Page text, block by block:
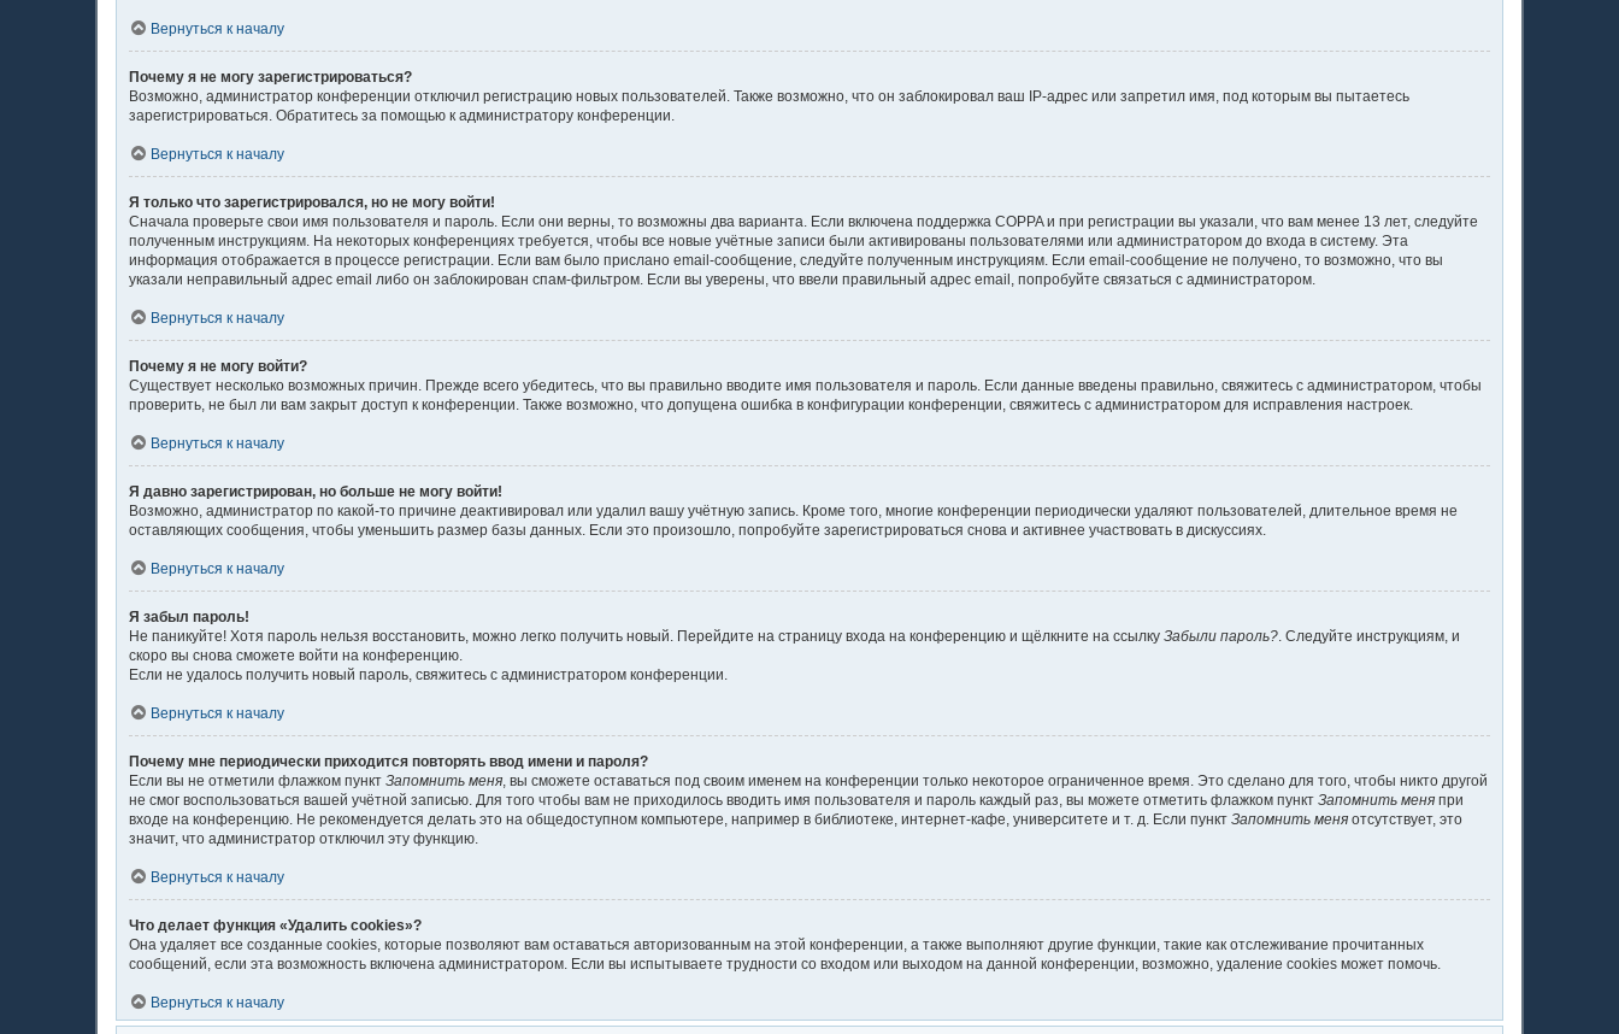
Вернуться к началу
Почему я не могу зарегистрироваться?
Возможно, администратор конференции отключил регистрацию новых пользователей. Также возможно, что он заблокировал ваш IP-адрес или запретил имя, под которым вы пытаетесь
зарегистрироваться. Обратитесь за помощью к администратору конференции.
Вернуться к началу
Я только что зарегистрировался, но не могу войти!
Сначала проверьте свои имя пользователя и пароль. Если они верны, то возможны два варианта. Если включена поддержка COPPA и при регистрации вы указали, что вам менее 13 лет, следуйте
полученным инструкциям. На некоторых конференциях требуется, чтобы все новые учётные записи были активированы пользователями или администратором до входа в систему. Эта
информация отображается в процессе регистрации. Если вам было прислано email-сообщение, следуйте полученным инструкциям. Если email-сообщение не получено, то возможно, что вы
указали неправильный адрес email либо он заблокирован спам-фильтром. Если вы уверены, что ввели правильный адрес email, попробуйте связаться с администратором.
Вернуться к началу
Почему я не могу войти?
Существует несколько возможных причин. Прежде всего убедитесь, что вы правильно вводите имя пользователя и пароль. Если данные введены правильно, свяжитесь с администратором, чтобы
проверить, не был ли вам закрыт доступ к конференции. Также возможно, что допущена ошибка в конфигурации конференции, свяжитесь с администратором для исправления настроек.
Вернуться к началу
Я давно зарегистрирован, но больше не могу войти!
Возможно, администратор по какой-то причине деактивировал или удалил вашу учётную запись. Кроме того, многие конференции периодически удаляют пользователей, длительное время не
оставляющих сообщения, чтобы уменьшить размер базы данных. Если это произошло, попробуйте зарегистрироваться снова и активнее участвовать в дискуссиях.
Вернуться к началу
Я забыл пароль!
Не паникуйте! Хотя пароль нельзя восстановить, можно легко получить новый. Перейдите на страницу входа на конференцию и щёлкните на ссылку Забыли пароль? . Следуйте инструкциям, и
скоро вы снова сможете войти на конференцию.
Если не удалось получить новый пароль, свяжитесь с администратором конференции.
Вернуться к началу
Почему мне периодически приходится повторять ввод имени и пароля?
Если вы не отметили флажком пункт Запомнить меня , вы сможете оставаться под своим именем на конференции только некоторое ограниченное время. Это сделано для того, чтобы никто другой
не смог воспользоваться вашей учётной записью. Для того чтобы вам не приходилось вводить имя пользователя и пароль каждый раз, вы можете отметить флажком пункт Запомнить меня при
входе на конференцию. Не рекомендуется делать это на общедоступном компьютере, например в библиотеке, интернет-кафе, университете и т. д. Если пункт Запомнить меня отсутствует, это
значит, что администратор отключил эту функцию.
Вернуться к началу
Что делает функция «Удалить cookies»?
Она удаляет все созданные cookies, которые позволяют вам оставаться авторизованным на этой конференции, а также выполняют другие функции, такие как отслеживание прочитанных
сообщений, если эта возможность включена администратором. Если вы испытываете трудности со входом или выходом на данной конференции, возможно, удаление cookies может помочь.
Вернуться к началу